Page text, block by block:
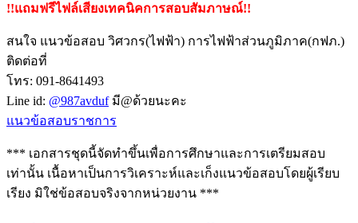
!!แถมฟรีไฟล์เสียงเทคนิคการสอบสัมภาษณ์!!
สนใจ แนวข้อสอบ วิศวกร(ไฟฟ้า) การไฟฟ้าส่วนภูมิภาค(กฟภ.)
ติดต่อที่
โทร: 091-8641493
Line id: @987avdufมี@ด้วยนะคะ
แนวข้อสอบราชการ
*** เอกสารชุดนี้จัดทำขึ้นเพื่อการศึกษาและการเตรียมสอบ
เท่านั้น เนื้อหาเป็นการวิเคราะห์และเก็งแนวข้อสอบโดยผู้เรียบ
เรียง มิใช่ข้อสอบจริงจากหน่วยงาน ***